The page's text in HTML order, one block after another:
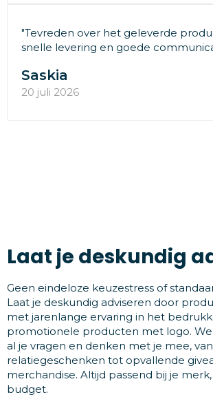
"Tevreden over het geleverde
snelle levering en goede
Saskia
20 juli 2026
Laat je deskundig
Geen eindeloze keuzestress of
Laat je deskundig adviseren door
met jarenlange ervaring in het
promotionele producten met logo.
al je vragen en denken met je mee,
relatiegeschenken tot opvallende
merchandise. Altijd passend bij je
budget.